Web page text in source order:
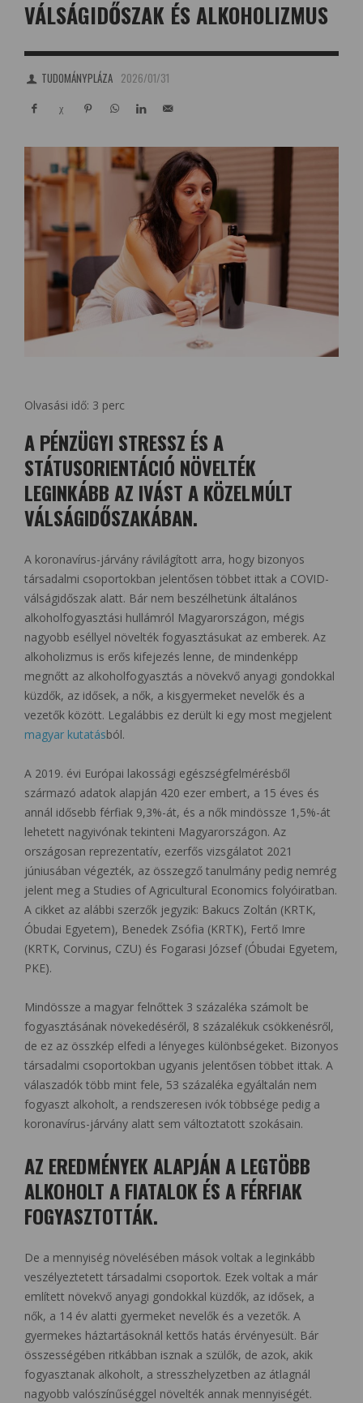
VÁLSÁGIDŐSZAK ÉS ALKOHOLIZMUS
TUDOMÁNYPLÁZA 2026/01/31
Olvasási idő: 3 perc
A PÉNZÜGYI STRESSZ ÉS A
STÁTUSORIENTÁCIÓ NÖVELTÉK
LEGINKÁBB AZ IVÁST A KÖZELMÚLT
VÁLSÁGIDŐSZAKÁBAN.
A koronavírus-járvány rávilágított arra, hogy bizonyos
társadalmi csoportokban jelentősen többet ittak a COVID-
válságidőszak alatt. Bár nem beszélhetünk általános
alkoholfogyasztási hullámról Magyarországon, mégis
nagyobb eséllyel növelték fogyasztásukat az emberek. Az
alkoholizmus is erős kifejezés lenne, de mindenképp
megnőtt az alkoholfogyasztás a növekvő anyagi gondokkal
küzdők, az idősek, a nők, a kisgyermeket nevelők és a
vezetők között. Legalábbis ez derült ki egy most megjelent
magyar kutatásból.
A 2019. évi Európai lakossági egészségfelmérésből
származó adatok alapján 420 ezer embert, a 15 éves és
annál idősebb férfiak 9,3%-át, és a nők mindössze 1,5%-át
lehetett nagyivónak tekinteni Magyarországon. Az
országosan reprezentatív, ezerfős vizsgálatot 2021
júniusában végezték, az összegző tanulmány pedig nemrég
jelent meg a Studies of Agricultural Economics folyóiratban.
A cikket az alábbi szerzők jegyzik: Bakucs Zoltán (KRTK,
Óbudai Egyetem), Benedek Zsófia (KRTK), Fertő Imre
(KRTK, Corvinus, CZU) és Fogarasi József (Óbudai Egyetem,
PKE).
Mindössze a magyar felnőttek 3 százaléka számolt be
fogyasztásának növekedéséről, 8 százalékuk csökkenésről,
de ez az összkép elfedi a lényeges különbségeket. Bizonyos
társadalmi csoportokban ugyanis jelentősen többet ittak. A
válaszadók több mint fele, 53 százaléka egyáltalán nem
fogyaszt alkoholt, a rendszeresen ivók többsége pedig a
koronavírus-járvány alatt sem változtatott szokásain.
AZ EREDMÉNYEK ALAPJÁN A LEGTÖBB
ALKOHOLT A FIATALOK ÉS A FÉRFIAK
FOGYASZTOTTÁK.
De a mennyiség növelésében mások voltak a leginkább
veszélyeztetett társadalmi csoportok. Ezek voltak a már
említett növekvő anyagi gondokkal küzdők, az idősek, a
nők, a 14 év alatti gyermeket nevelők és a vezetők. A
gyermekes háztartásoknál kettős hatás érvényesült. Bár
összességében ritkábban isznak a szülők, de azok, akik
fogyasztanak alkoholt, a stresszhelyzetben az átlagnál
nagyobb valószínűséggel növelték annak mennyiségét.